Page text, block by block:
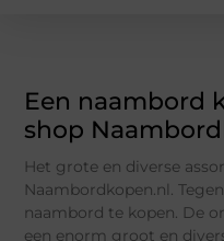
Een naambord
shop
Het grote en diverse
Naambordkopen.nl.
naambord te kopen. De
een enorm groot en